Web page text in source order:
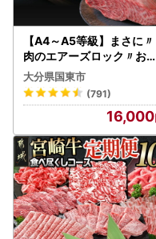
【A4～A5等級】まさに〃
肉のエアーズロック〃おお
いた和牛１ポンド極厚ステ
ーキ・通_29365A
大分県国東市
(791)
16,000